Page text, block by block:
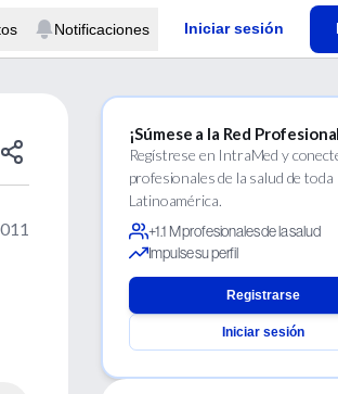
Notificaciones Iniciar sesión
¡Súmese a la Red
Regístrese en IntraMed y
profesionales de la salud de toda
Latinoamérica.
+1.1 M profesionales de la salud
Impulse su perfil
Registrarse
Iniciar sesión